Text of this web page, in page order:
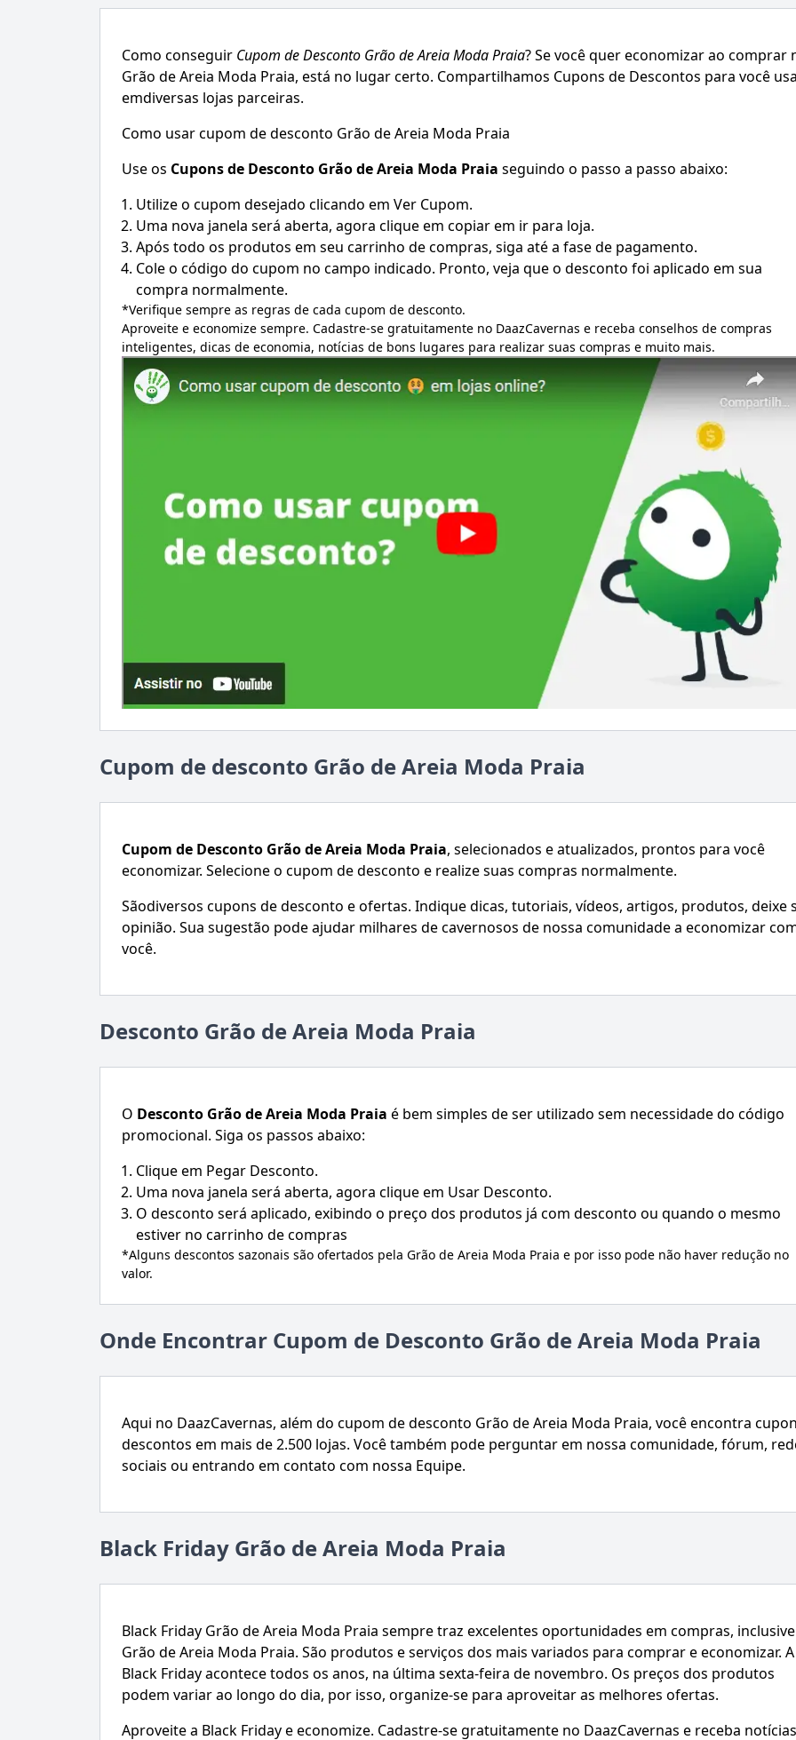
Como conseguir Cupom de Desconto Grão de Areia Moda Praia? Se você quer economizar ao comprar
Grão de Areia Moda Praia, está no lugar certo. Compartilhamos Cupons de Descontos para você
emdiversas lojas parceiras.
Como usar cupom de desconto Grão de Areia Moda Praia
Use os Cupons de Desconto Grão de Areia Moda Praia seguindo o passo a passo abaixo:
Utilize o cupom desejado clicando em Ver Cupom.
Uma nova janela será aberta, agora clique em copiar em ir para loja.
Após todo os produtos em seu carrinho de compras, siga até a fase de pagamento.
Cole o código do cupom no campo indicado. Pronto, veja que o desconto foi aplicado em sua
compra normalmente.
*Verifique sempre as regras de cada cupom de desconto.
Aproveite e economize sempre. Cadastre-se gratuitamente no DaazCavernas e receba conselhos de compras
inteligentes, dicas de economia, notícias de bons lugares para realizar suas compras e muito mais.
Cupom de desconto Grão de Areia Moda Praia
Cupom de Desconto Grão de Areia Moda Praia, selecionados e atualizados, prontos para você
economizar. Selecione o cupom de desconto e realize suas compras normalmente.
Sãodiversos cupons de desconto e ofertas. Indique dicas, tutoriais, vídeos, artigos, produtos, deixe
opinião. Sua sugestão pode ajudar milhares de cavernosos de nossa comunidade a economizar
você.
Desconto Grão de Areia Moda Praia
O Desconto Grão de Areia Moda Praia é bem simples de ser utilizado sem necessidade do código
promocional. Siga os passos abaixo:
Clique em Pegar Desconto.
Uma nova janela será aberta, agora clique em Usar Desconto.
O desconto será aplicado, exibindo o preço dos produtos já com desconto ou quando o mesmo
estiver no carrinho de compras
*Alguns descontos sazonais são ofertados pela Grão de Areia Moda Praia e por isso pode não haver redução no
valor.
Onde Encontrar Cupom de Desconto Grão de Areia Moda Praia
Aqui no DaazCavernas, além do cupom de desconto Grão de Areia Moda Praia, você encontra
descontos em mais de 2.500 lojas. Você também pode perguntar em nossa comunidade, fórum,
sociais ou entrando em contato com nossa Equipe.
Black Friday Grão de Areia Moda Praia
Black Friday Grão de Areia Moda Praia sempre traz excelentes oportunidades em compras,
Grão de Areia Moda Praia. São produtos e serviços dos mais variados para comprar e economizar. A
Black Friday acontece todos os anos, na última sexta-feira de novembro. Os preços dos produtos
podem variar ao longo do dia, por isso, organize-se para aproveitar as melhores ofertas.
Aproveite a Black Friday e economize. Cadastre-se gratuitamente no DaazCavernas e receba notícias